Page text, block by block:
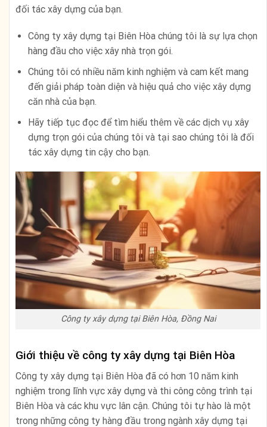
đối tác xây dựng của bạn.
Công ty xây dựng tại Biên Hòa chúng tôi là sự lựa chọn
hàng đầu cho việc xây nhà trọn gói.
Chúng tôi có nhiều năm kinh nghiệm và cam kết mang
đến giải pháp toàn diện và hiệu quả cho việc xây dựng
căn nhà của bạn.
Hãy tiếp tục đọc để tìm hiểu thêm về các dịch vụ xây
dựng trọn gói của chúng tôi và tại sao chúng tôi là đối
tác xây dựng tin cậy cho bạn.
Công ty xây dựng tại Biên Hòa, Đồng Nai
Giới thiệu về công ty xây dựng tại Biên Hòa
Công ty xây dựng tại Biên Hòa đã có hơn 10 năm kinh
nghiệm trong lĩnh vực xây dựng và thi công công trình tại
Biên Hòa và các khu vực lân cận. Chúng tôi tự hào là một
trong những công ty hàng đầu trong ngành xây dựng tại